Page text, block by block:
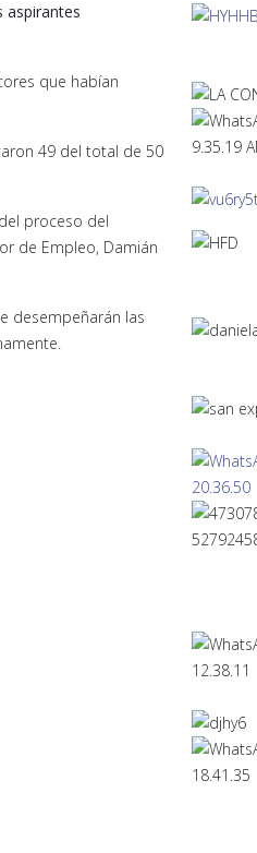
aspirantes
que habían
49 del total de 50
proceso del
de Empleo, Damián
desempeñarán las